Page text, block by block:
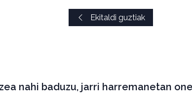
Ekitaldi guztiak
nahi baduzu, jarri harremanetan